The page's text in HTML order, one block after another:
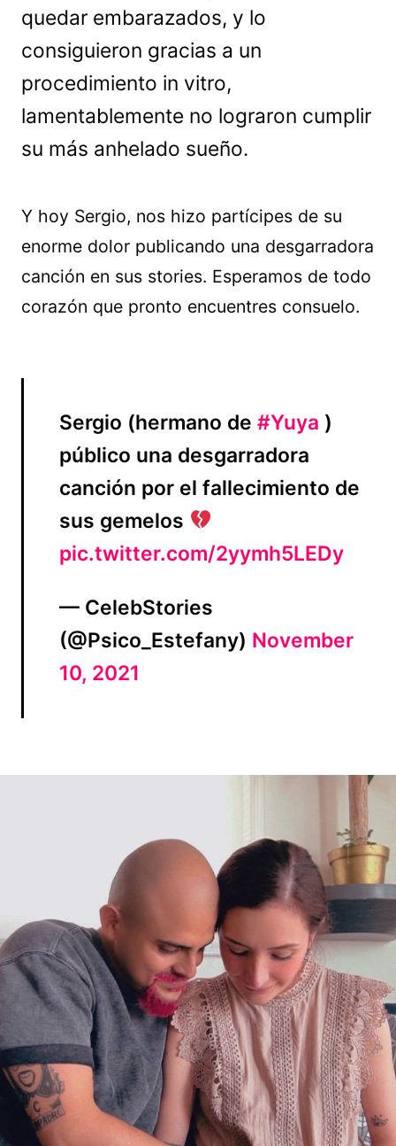
quedar embarazados, y lo
consiguieron gracias a un
procedimiento in vitro,
lamentablemente no lograron cumplir
su más anhelado sueño.
Y hoy Sergio, nos hizo partícipes de su
enorme dolor publicando una desgarradora
canción en sus stories. Esperamos de todo
corazón que pronto encuentres consuelo.
Sergio (hermano de #Yuya )
público una desgarradora
canción por el fallecimiento de
sus gemelos
pic.twitter.com/2yymh5LEDy
— CelebStories
(@Psico_Estefany) November
10, 2021